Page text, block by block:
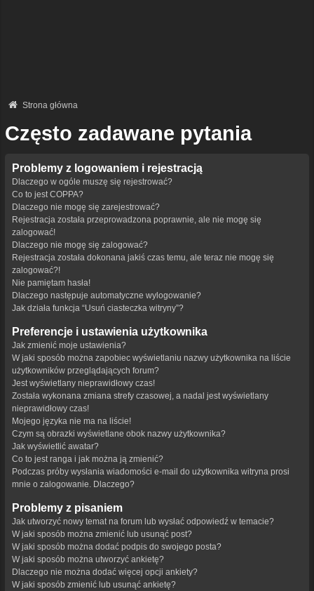
Strona główna
Często zadawane pytania
Problemy z logowaniem i rejestracją
Dlaczego w ogóle muszę się rejestrować?
Co to jest COPPA?
Dlaczego nie mogę się zarejestrować?
Rejestracja została przeprowadzona poprawnie, ale nie mogę się
zalogować!
Dlaczego nie mogę się zalogować?
Rejestracja została dokonana jakiś czas temu, ale teraz nie mogę się
zalogować?!
Nie pamiętam hasła!
Dlaczego następuje automatyczne wylogowanie?
Jak działa funkcja “Usuń ciasteczka witryny”?
Preferencje i ustawienia użytkownika
Jak zmienić moje ustawienia?
W jaki sposób można zapobiec wyświetlaniu nazwy użytkownika na liście
użytkowników przeglądających forum?
Jest wyświetlany nieprawidłowy czas!
Została wykonana zmiana strefy czasowej, a nadal jest wyświetlany
nieprawidłowy czas!
Mojego języka nie ma na liście!
Czym są obrazki wyświetlane obok nazwy użytkownika?
Jak wyświetlić awatar?
Co to jest ranga i jak można ją zmienić?
Podczas próby wysłania wiadomości e-mail do użytkownika witryna prosi
mnie o zalogowanie. Dlaczego?
Problemy z pisaniem
Jak utworzyć nowy temat na forum lub wysłać odpowiedź w temacie?
W jaki sposób można zmienić lub usunąć post?
W jaki sposób można dodać podpis do swojego posta?
W jaki sposób można utworzyć ankietę?
Dlaczego nie można dodać więcej opcji ankiety?
W jaki sposób zmienić lub usunąć ankietę?